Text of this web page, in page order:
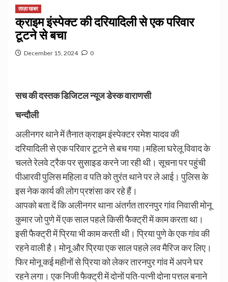
ताज़ा खबर
क्राइम इंस्पेक्ट की दरियादिली से एक परिवार
टूटने से बचा
December 15, 2024 0
सच की दस्तक डिजिटल न्यूज डेस्क वाराणसी
चन्दौली
अलीनगर थाने में तैनात क्राइम इंस्पेक्टर रमेश यादव की
दरियादिली से एक परिवार टूटने से बच गया।महिला घरेलू विवाद के
चलते रेलवे ट्रैक पर सुसाइड करने जा रही थी। सूचना पर पहुंची
पीआरवी पुलिस महिला व पति को तुरंत थाने पर ले आई। पुलिस के
इस नेक कार्य की लोग प्रशंसा कर रहे हैं।
आपको बता दें कि अलीनगर थाना अंतर्गत तारनपुर गांव निवासी मोनू
कुमार जो पुणे में एक साल पहले किसी फैक्ट्री में काम करता था।
इसी फैक्ट्री में प्रिया भी काम करती थी। प्रिया पुणे के एक गांव की
रहने वाली है। मोनू और प्रिया एक साल पहले लव मैरिज कर लिए।
फिर मोनू कई महीनों से प्रिया को लेकर तारनपुर गांव में अपने घर
रहने लगा। एक निजी फैक्ट्री में दोनों पति-पत्नी दोना पत्तल बनाने